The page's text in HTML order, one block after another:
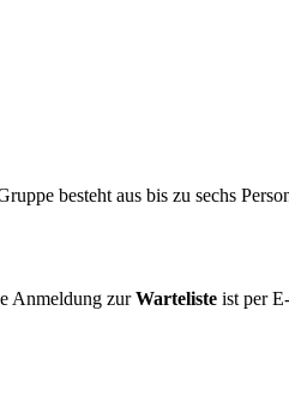
besteht aus bis zu sechs
Anmeldung zurWarteliste ist per